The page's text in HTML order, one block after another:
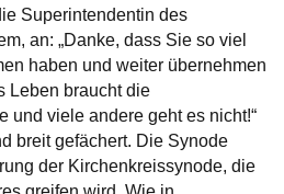
Superintendentin des
an: „Danke, dass Sie so viel
haben und weiter übernehmen
Leben braucht die
und viele andere geht es nicht!“
breit gefächert. Die Synode
der Kirchenkreissynode, die